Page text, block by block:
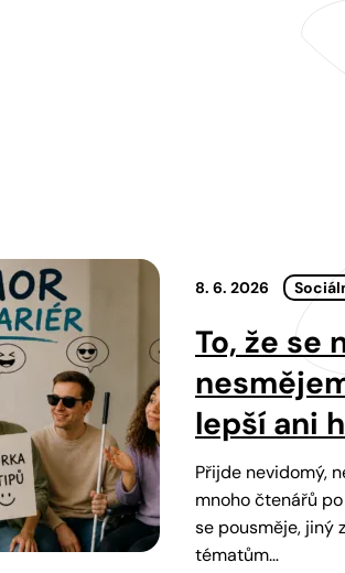
8. 6. 2026
To, že se
lepší ani
Přijde nevidomý,
mnoho čtenářů
se pousměje, jiný
tématům…